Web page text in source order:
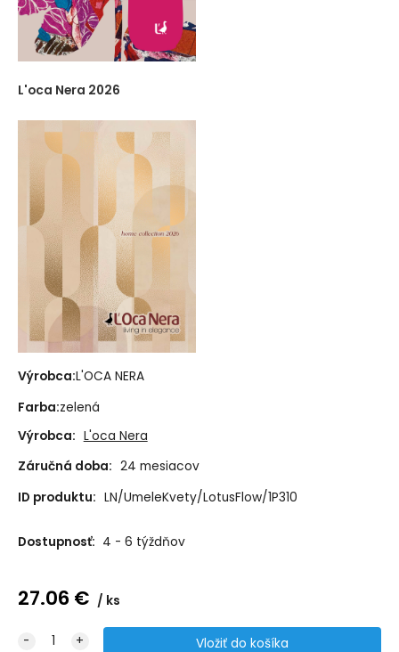
L'oca Nera 2026
Výrobca:L'OCA NERA
Farba:zelená
Výrobca: L'oca Nera
Záručná doba: 24 mesiacov
ID produktu: LN/UmeleKvety/LotusFlow/1P310
Dostupnosť: 4 - 6 týždňov
27.06 € ks